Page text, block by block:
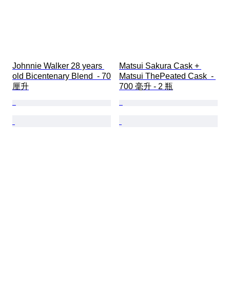
Johnnie Walker 28 years
old Bicentenary Blend  - 70
厘升
Matsui Sakura Cask +
Matsui ThePeated Cask  -
700 毫升 - 2 瓶